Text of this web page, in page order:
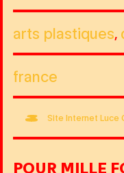
arts plastiques
france
Site Internet Luce
POUR MILLE